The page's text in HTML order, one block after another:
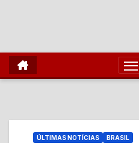
ÚLTIMAS NOTÍCIAS BRASIL